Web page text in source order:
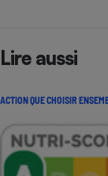
Lire aussi
ACTION QUE CHOISIR